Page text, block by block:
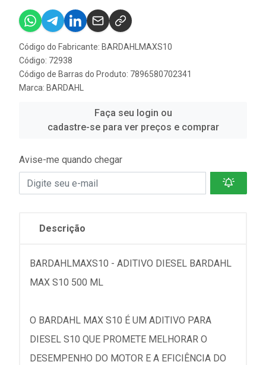
Código do Fabricante: BARDAHLMAXS10
Código: 72938
Código de Barras do Produto: 7896580702341
Marca: BARDAHL
Faça seu login ou
cadastre-se para ver preços e comprar
Avise-me quando chegar
Descrição
BARDAHLMAXS10 - ADITIVO DIESEL BARDAHL
MAX S10 500 ML
O BARDAHL MAX S10 É UM ADITIVO PARA
DIESEL S10 QUE PROMETE MELHORAR O
DESEMPENHO DO MOTOR E A EFICIÊNCIA DO